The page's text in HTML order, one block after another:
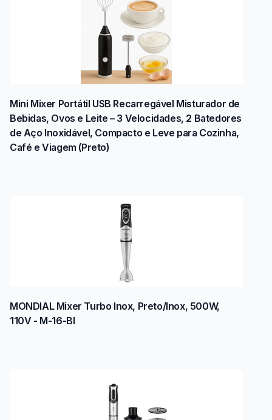
Mini Mixer Portátil USB Recarregável Misturador de
Bebidas, Ovos e Leite – 3 Velocidades, 2 Batedores
de Aço Inoxidável, Compacto e Leve para Cozinha,
Café e Viagem (Preto)
MONDIAL Mixer Turbo Inox, Preto/Inox, 500W,
110V - M-16-BI